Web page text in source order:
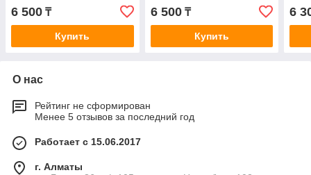
6 500 ₸
Купить
6 500₸
Купить
6
О нас
Рейтинг не сформирован
Менее 5 отзывов за последний год
Работает с 15.06.2017
г. Алматы